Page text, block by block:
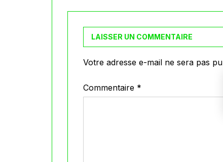
LAISSER UN COMMENTAIRE
Votre adresse e-mail ne sera pas
Commentaire *